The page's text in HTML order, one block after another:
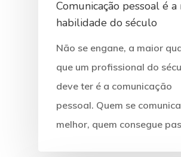
Comunicação pessoal é a
habilidade do século
Não se engane, a maior
que um profissional do
deve ter é a comunicação
pessoal. Quem se comunica
melhor, quem consegue